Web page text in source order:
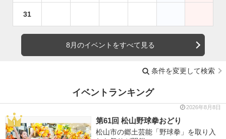
31
8月のイベントをすべて見る
条件を変更して検索
イベントランキング
2026年8月8日
第61回 松山野球拳おどり
松山市の郷土芸能「野球拳」を取り入